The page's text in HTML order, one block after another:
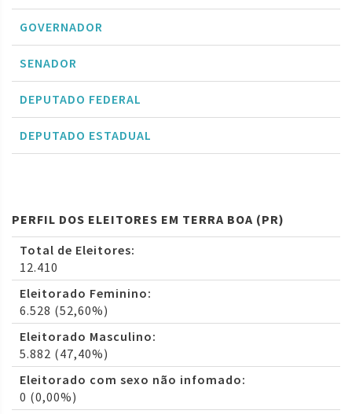
GOVERNADOR
SENADOR
DEPUTADO FEDERAL
DEPUTADO ESTADUAL
PERFIL DOS ELEITORES EM TERRA BOA (PR)
Total de Eleitores:
12.410
Eleitorado Feminino:
6.528 (52,60%)
Eleitorado Masculino:
5.882 (47,40%)
Eleitorado com sexo não infomado:
0 (0,00%)